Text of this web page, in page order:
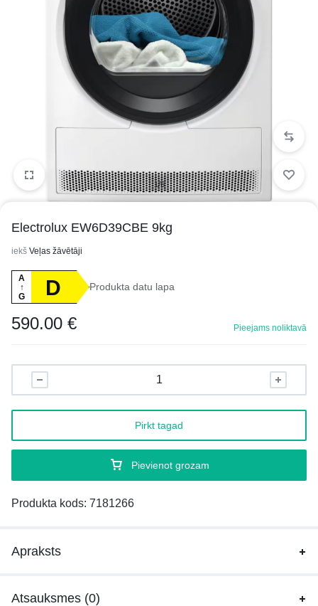
1/6
Electrolux EW6D39CBE 9kg
iekš Veļas žāvētāji
A
↑
G
D Produkta datu lapa
590.00 € Pieejams noliktavā
Pievienot grozam
Pirkt tagad
Produkta kods: 7181266
Apraksts
Atsauksmes (0)